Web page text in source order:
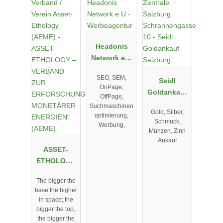
ASSET-
ETHOLOGY
ZUR
ERFORSCHU
NG
MONETÄRE
The bigger the
base the higher
in space; the
bigger the top,
the bigger the
Headonis
Network e.U
Werbeagent
SEO, SEM,
OnPage,
OffPage,
Suchmaschinen
optimierung,
Werbung,
Seidl
Goldankauf
Gold, Silber,
Schmuck,
Münzen, Zinn
Ankauf